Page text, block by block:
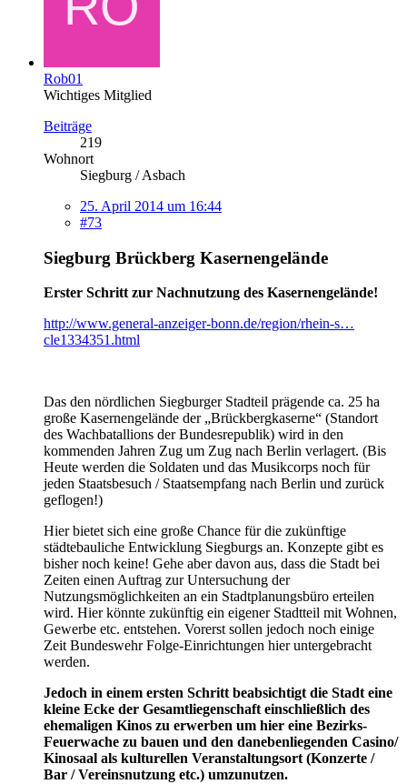
Rob01
Wichtiges Mitglied
Beiträge
219
Wohnort
Siegburg / Asbach
25. April 2014 um 16:44
#73
Siegburg Brückberg Kasernengelände
Erster Schritt zur Nachnutzung des Kasernengelände!
http://www.general-anzeiger-bonn.de/region/rhein-s…
cle1334351.html
Das den nördlichen Siegburger Stadteil prägende ca. 25 ha
große Kasernengelände der „Brückbergkaserne“ (Standort
des Wachbatallions der Bundesrepublik) wird in den
kommenden Jahren Zug um Zug nach Berlin verlagert. (Bis
Heute werden die Soldaten und das Musikcorps noch für
jeden Staatsbesuch / Staatsempfang nach Berlin und zurück
geflogen!)
Hier bietet sich eine große Chance für die zukünftige
städtebauliche Entwicklung Siegburgs an. Konzepte gibt es
bisher noch keine! Gehe aber davon aus, dass die Stadt bei
Zeiten einen Auftrag zur Untersuchung der
Nutzungsmöglichkeiten an ein Stadtplanungsbüro erteilen
wird. Hier könnte zukünftig ein eigener Stadtteil mit Wohnen,
Gewerbe etc. entstehen. Vorerst sollen jedoch noch einige
Zeit Bundeswehr Folge-Einrichtungen hier untergebracht
werden.
Jedoch in einem ersten Schritt beabsichtigt die Stadt eine
kleine Ecke der Gesamtliegenschaft einschließlich des
ehemaligen Kinos zu erwerben um hier eine Bezirks-
Feuerwache zu bauen und den danebenliegenden Casino/
Kinosaal als kulturellen Veranstaltungsort (Konzerte /
Bar / Vereinsnutzung etc.) umzunutzen.